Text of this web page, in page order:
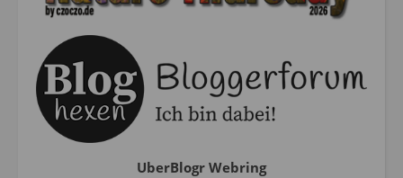
UberBlogr Webring